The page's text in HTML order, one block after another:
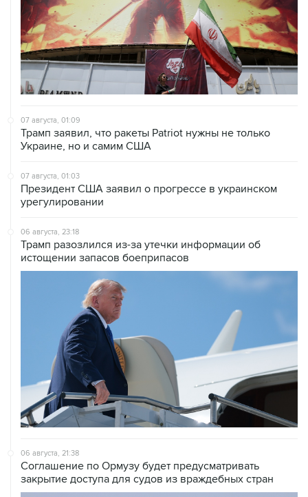
07 августа, 01:09
Трамп заявил, что ракеты Patriot нужны не только
Украине, но и самим США
07 августа, 01:03
Президент США заявил о прогрессе в украинском
урегулировании
06 августа, 23:18
Трамп разозлился из-за утечки информации об
истощении запасов боеприпасов
06 августа, 21:38
Соглашение по Ормузу будет предусматривать
закрытие доступа для судов из враждебных стран